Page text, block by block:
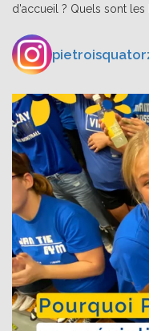
d'accueil ? Quels sont les